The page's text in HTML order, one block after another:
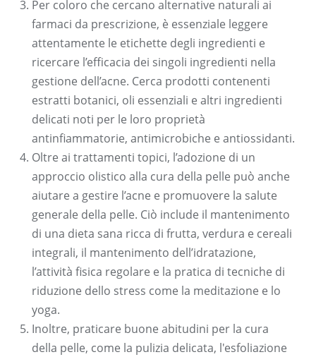
Per coloro che cercano alternative naturali ai
farmaci da prescrizione, è essenziale leggere
attentamente le etichette degli ingredienti e
ricercare l’efficacia dei singoli ingredienti nella
gestione dell’acne. Cerca prodotti contenenti
estratti botanici, oli essenziali e altri ingredienti
delicati noti per le loro proprietà
antinfiammatorie, antimicrobiche e antiossidanti.
Oltre ai trattamenti topici, l’adozione di un
approccio olistico alla cura della pelle può anche
aiutare a gestire l’acne e promuovere la salute
generale della pelle. Ciò include il mantenimento
di una dieta sana ricca di frutta, verdura e cereali
integrali, il mantenimento dell’idratazione,
l’attività fisica regolare e la pratica di tecniche di
riduzione dello stress come la meditazione e lo
yoga.
Inoltre, praticare buone abitudini per la cura
della pelle, come la pulizia delicata, l'esfoliazione